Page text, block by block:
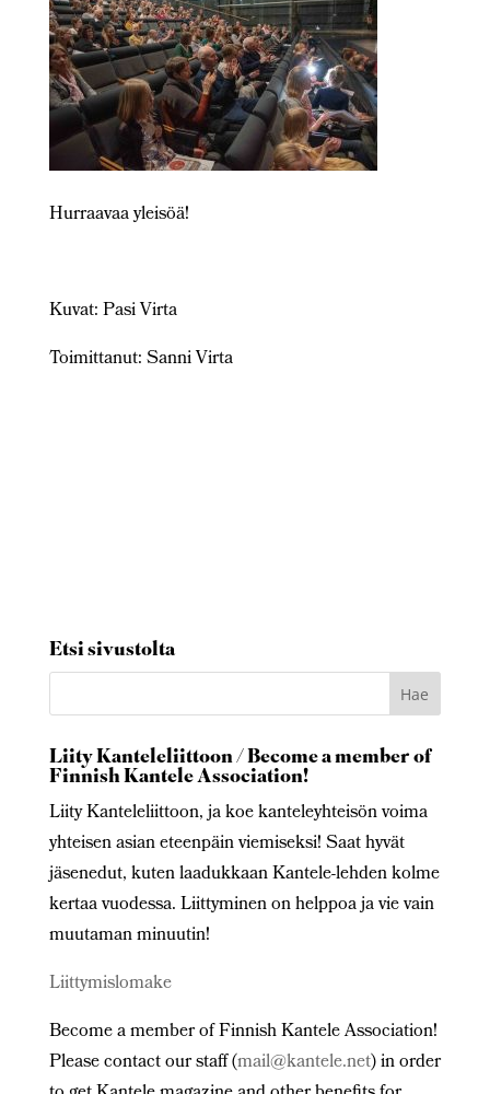
Hurraavaa yleisöä!
Kuvat: Pasi Virta
Toimittanut: Sanni Virta
Etsi sivustolta
Liity Kanteleliittoon / Become a member of
Finnish Kantele Association!
Liity Kanteleliittoon, ja koe kanteleyhteisön voima
yhteisen asian eteenpäin viemiseksi! Saat hyvät
jäsenedut, kuten laadukkaan Kantele-lehden kolme
kertaa vuodessa. Liittyminen on helppoa ja vie vain
muutaman minuutin!
Liittymislomake
Become a member of Finnish Kantele Association!
Please contact our staff (mail@kantele.net) in order